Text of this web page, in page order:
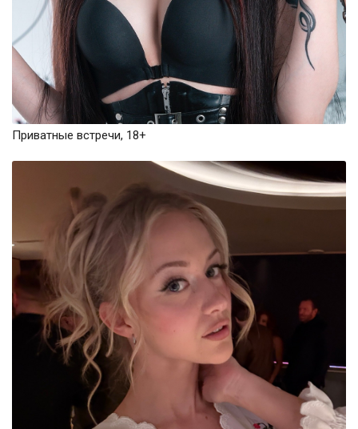
Приватные встречи, 18+